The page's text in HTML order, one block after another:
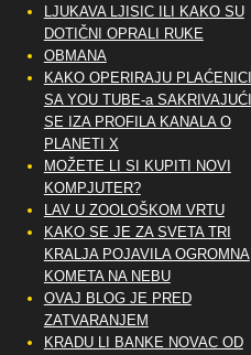
LJUKAVA LJISIC ILI KAKO SU
DOTIČNI OPRALI RUKE
OBMANA
KAKO OPERIRAJU PLAĆENICI
SA YOU TUBE-a SAKRIVAJUĆI
SE IZA PROFILA KANALA O
PLANETI X
MOŽETE LI SI KUPITI NOVI
KOMPJUTER?
LAV U ZOOLOŠKOM VRTU
KAKO SE JE ZA SVETA TRI
KRALJA POJAVILA OGROMNA
KOMETA NA NEBU
OVAJ BLOG JE PRED
ZATVARANJEM
KRADU LI BANKE NOVAC OD